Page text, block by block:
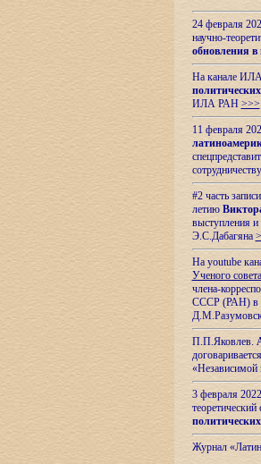
24 февраля
научно-
обновления в
На канале
ИЛА РАН >>>
11 февраля
#2 часть
летию
выступления
Э.С.Дабагяна
На youtube
Ученого
члена-
СССР (РАН) в
П.П.Яковлев.
«Независимой
3 февраля
теоретический
Журнал